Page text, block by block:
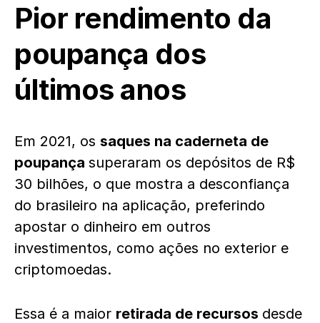
Pior rendimento da
poupança dos
últimos anos
Em 2021, os saques na caderneta de
poupança superaram os depósitos de R$
30 bilhões, o que mostra a desconfiança
do brasileiro na aplicação, preferindo
apostar o dinheiro em outros
investimentos, como ações no exterior e
criptomoedas.
Essa é a maior retirada de recursos desde